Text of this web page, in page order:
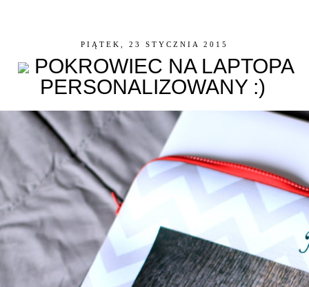
PIĄTEK, 23 STYCZNIA 2015
POKROWIEC NA LAPTOPA
PERSONALIZOWANY :)